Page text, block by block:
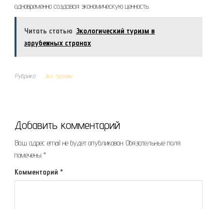
одновременно создавая экономическую ценность.
Читать статью Экологический туризм в
зарубежных странах
Рубрика Эко туризм
Добавить комментарий
Ваш адрес email не будет опубликован. Обязательные поля
помечены *
Комментарий *